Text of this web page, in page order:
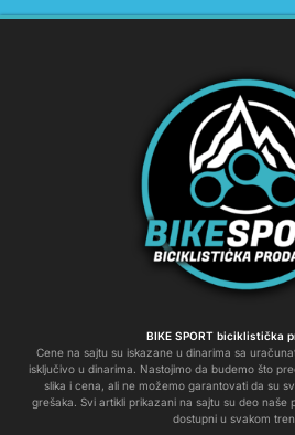
BIKE SPORT biciklistička
Cene na sajtu su iskazane u dinarima sa
isključivo u dinarima. Nastojimo da budemo što
slika i cena, ali ne možemo garantovati da su
grešaka. Svi artikli prikazani na sajtu su deo naše
dostupni u svakom